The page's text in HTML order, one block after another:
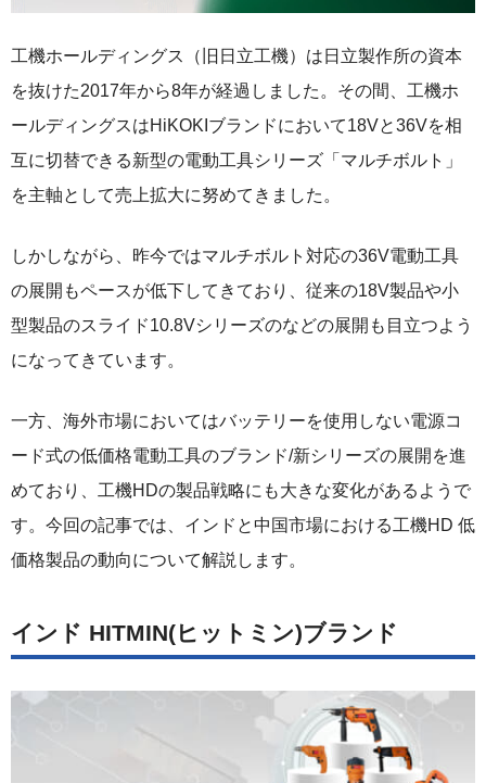
工機ホールディングス（旧日立工機）は日立製作所の資本
を抜けた2017年から8年が経過しました。その間、工機ホ
ールディングスはHiKOKIブランドにおいて18Vと36Vを相
互に切替できる新型の電動工具シリーズ「マルチボルト」
を主軸として売上拡大に努めてきました。
しかしながら、昨今ではマルチボルト対応の36V電動工具
の展開もペースが低下してきており、従来の18V製品や小
型製品のスライド10.8Vシリーズのなどの展開も目立つよう
になってきています。
一方、海外市場においてはバッテリーを使用しない電源コ
ード式の低価格電動工具のブランド/新シリーズの展開を進
めており、工機HDの製品戦略にも大きな変化があるようで
す。今回の記事では、インドと中国市場における工機HD 低
価格製品の動向について解説します。
インド HITMIN(ヒットミン)ブランド